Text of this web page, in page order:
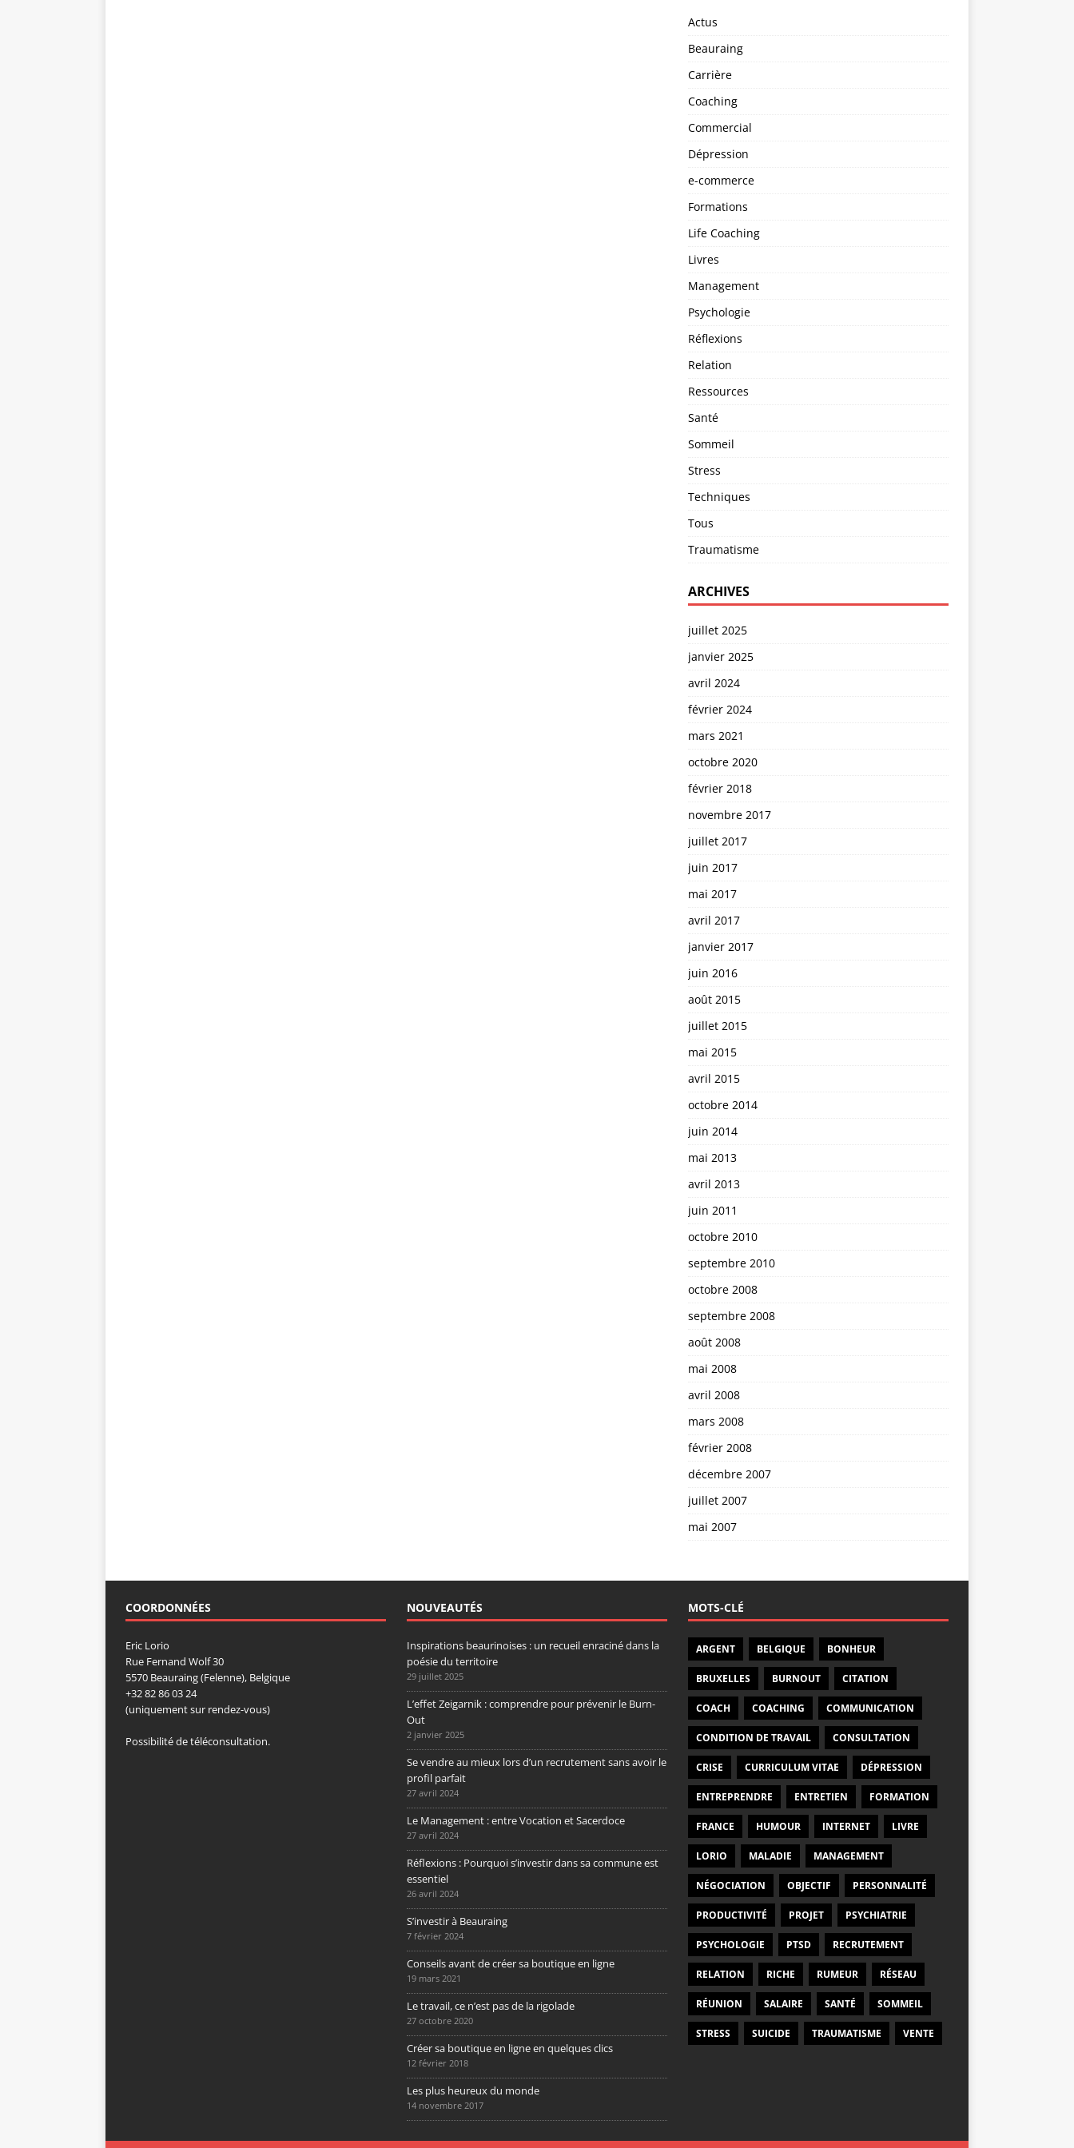
Actus
Beauraing
Carrière
Coaching
Commercial
Dépression
e-commerce
Formations
Life Coaching
Livres
Management
Psychologie
Réflexions
Relation
Ressources
Santé
Sommeil
Stress
Techniques
Tous
Traumatisme
ARCHIVES
juillet 2025
janvier 2025
avril 2024
février 2024
mars 2021
octobre 2020
février 2018
novembre 2017
juillet 2017
juin 2017
mai 2017
avril 2017
janvier 2017
juin 2016
août 2015
juillet 2015
mai 2015
avril 2015
octobre 2014
juin 2014
mai 2013
avril 2013
juin 2011
octobre 2010
septembre 2010
octobre 2008
septembre 2008
août 2008
mai 2008
avril 2008
mars 2008
février 2008
décembre 2007
juillet 2007
mai 2007
COORDONNÉES
Eric Lorio
Rue Fernand Wolf 30
5570 Beauraing (Felenne), Belgique
+32 82 86 03 24
(uniquement sur rendez-vous)
Possibilité de téléconsultation.
NOUVEAUTÉS
Inspirations beaurinoises : un recueil enraciné dans la
poésie du territoire
29 juillet 2025
L’effet Zeigarnik : comprendre pour prévenir le Burn-
Out
2 janvier 2025
Se vendre au mieux lors d’un recrutement sans avoir le
profil parfait
27 avril 2024
Le Management : entre Vocation et Sacerdoce
27 avril 2024
Réflexions : Pourquoi s’investir dans sa commune est
essentiel
26 avril 2024
S’investir à Beauraing
7 février 2024
Conseils avant de créer sa boutique en ligne
19 mars 2021
Le travail, ce n’est pas de la rigolade
27 octobre 2020
Créer sa boutique en ligne en quelques clics
12 février 2018
Les plus heureux du monde
14 novembre 2017
MOTS-CLÉ
ARGENT BELGIQUE BONHEUR
BRUXELLES BURNOUT CITATION
COACH COACHING COMMUNICATION
CONDITION DE TRAVAIL CONSULTATION
CRISE CURRICULUM VITAE DÉPRESSION
ENTREPRENDRE ENTRETIEN FORMATION
FRANCE HUMOUR INTERNET LIVRE
LORIO MALADIE MANAGEMENT
NÉGOCIATION OBJECTIF PERSONNALITÉ
PRODUCTIVITÉ PROJET PSYCHIATRIE
PSYCHOLOGIE PTSD RECRUTEMENT
RELATION RICHE RUMEUR RÉSEAU
RÉUNION SALAIRE SANTÉ SOMMEIL
STRESS SUICIDE TRAUMATISME VENTE